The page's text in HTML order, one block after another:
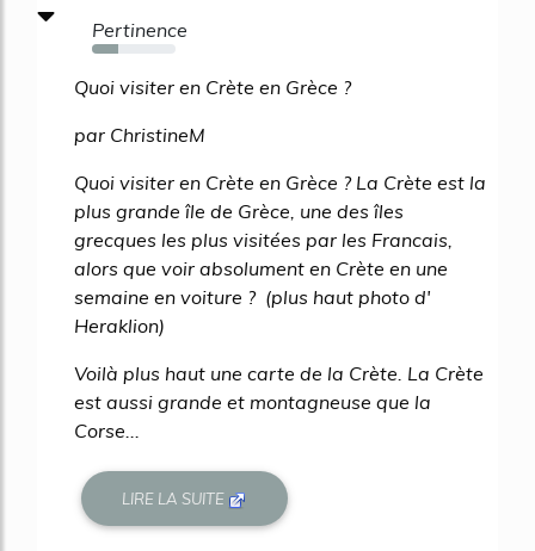
Pertinence
31%
Quoi visiter en Crète en Grèce ?
par ChristineM
Quoi visiter en Crète en Grèce ? La Crète est la
plus grande île de Grèce, une des îles
grecques les plus visitées par les Francais,
alors que voir absolument en Crète en une
semaine en voiture ? (plus haut photo d'
Heraklion)
Voilà plus haut une carte de la Crète. La Crète
est aussi grande et montagneuse que la
Corse...
LIRE LA SUITE